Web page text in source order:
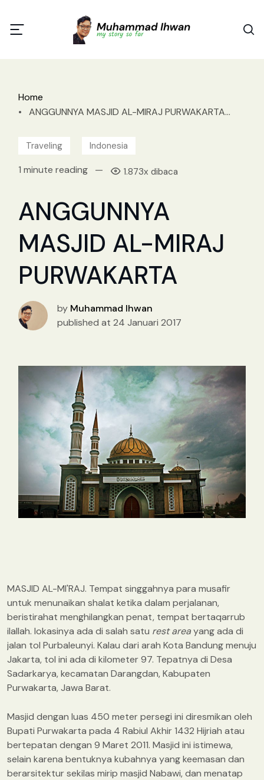
Home
• ANGGUNNYA MASJID AL-MIRAJ PURWAKARTA...
Traveling Indonesia
1 minute reading — 1.873x dibaca
ANGGUNNYA
MASJID AL-MIRAJ
PURWAKARTA
by Muhammad Ihwan
published at 24 Januari 2017
MASJID AL-MI'RAJ. Tempat singgahnya para musafir
untuk menunaikan shalat ketika dalam perjalanan,
beristirahat menghilangkan penat, tempat bertaqarrub
ilallah. lokasinya ada di salah satu rest areayang ada di
jalan tol Purbaleunyi. Kalau dari arah Kota Bandung menuju
Jakarta, tol ini ada di kilometer 97. Tepatnya di Desa
Sadarkarya, kecamatan Darangdan, Kabupaten
Purwakarta, Jawa Barat.
Masjid dengan luas 450 meter persegi ini diresmikan oleh
Bupati Purwakarta pada 4 Rabiul Akhir 1432 Hijriah atau
bertepatan dengan 9 Maret 2011. Masjid ini istimewa,
selain karena bentuknya kubahnya yang keemasan dan
berarsitektur sekilas mirip masjid Nabawi, dan menatap